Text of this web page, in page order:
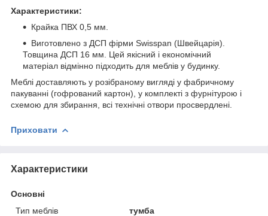
Характеристики:
Крайка ПВХ 0,5 мм.
Виготовлено з ДСП фірми Swisspan (Швейцарія).
Товщина ДСП 16 мм. Цей якісний і економічний
матеріал відмінно підходить для меблів у будинку.
Меблі доставляють у розібраному вигляді у фабричному
пакуванні (гофрований картон), у комплекті з фурнітурою і
схемою для збирання, всі технічні отвори просвердлені.
Приховати
Характеристики
Основні
Тип меблів
тумба